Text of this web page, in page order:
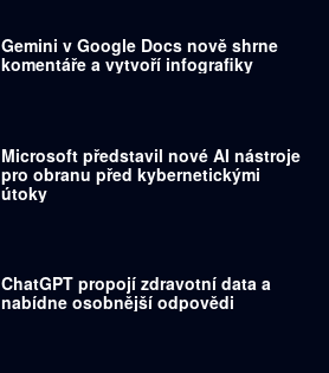
Gemini v Google Docs nově shrne
komentáře a vytvoří infografiky
Microsoft představil nové AI nástroje
pro obranu před kybernetickými
útoky
ChatGPT propojí zdravotní data a
nabídne osobnější odpovědi